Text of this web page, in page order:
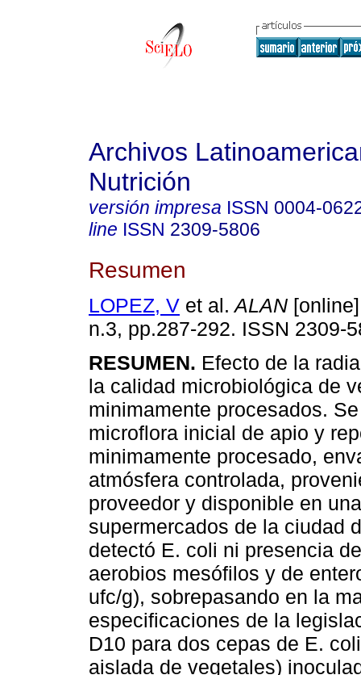
Archivos
Nutrición
versión impresa ISSN 0004-
line ISSN 2309-5806
Resumen
LOPEZ, V et al. ALAN
n.3, pp.287-292. ISSN 2309-
RESUMEN. Efecto de la
la calidad microbiológica de
minimamente procesados.
microflora inicial de apio y
minimamente procesado,
atmósfera controlada,
proveedor y disponible en
supermercados de la ciudad
detectó E. coli ni presencia
aerobios mesófilos y de
ufc/g), sobrepasando en la
especificaciones de la
D10 para dos cepas de E.
aislada de vegetales)